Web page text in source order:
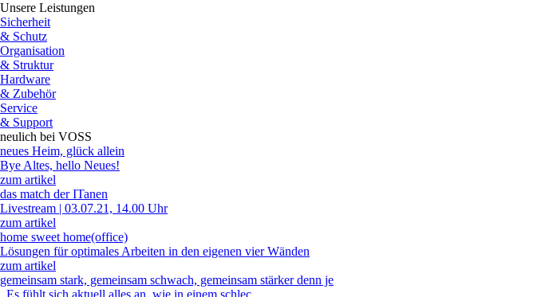
Unsere Leistungen
Sicherheit
& Schutz
Organisation
& Struktur
Hardware
& Zubehör
Service
& Support
neulich bei VOSS
neues Heim, glück allein
Bye Altes, hello Neues!
zum artikel
das match der ITanen
Livestream | 03.07.21, 14.00 Uhr
zum artikel
home sweet home(office)
Lösungen für optimales Arbeiten in den eigenen vier Wänden
zum artikel
gemeinsam stark, gemeinsam schwach, gemeinsam stärker denn je
Es fühlt sich aktuell alles an, wie in einem schlec...